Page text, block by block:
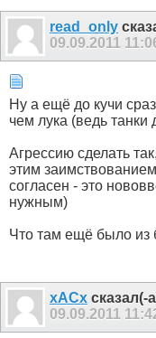
read_only
09.09.2011
Ну а ещё до кучи
чем лука (ведь танки
Агрессию сделать
этим
согласен - это
нужным)
Что там ещё было из
xACx сказал(-
09.09.2011